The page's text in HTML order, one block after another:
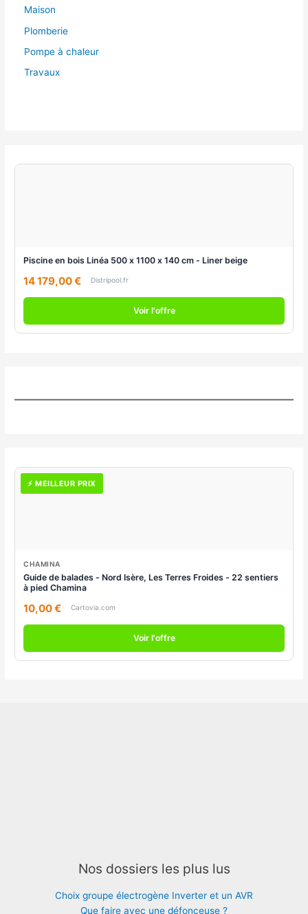
Maison
Plomberie
Pompe à chaleur
Travaux
Piscine en bois Linéa 500 x 1100 x 140 cm - Liner beige
14 179,00 € Distripool.fr
Voir l'offre
⚡ MEILLEUR PRIX
CHAMINA
Guide de balades - Nord Isère, Les Terres Froides - 22 sentiers
à pied Chamina
10,00 € Cartovia.com
Voir l'offre
Nos dossiers les plus lus
Choix groupe électrogène Inverter et un AVR
Que faire avec une défonceuse ?